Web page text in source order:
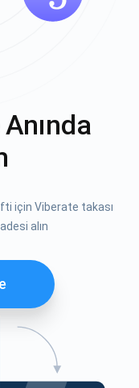
için Viberate takası
alın